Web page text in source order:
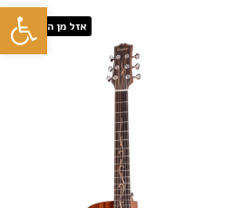
פתח
אזל מן המלאי